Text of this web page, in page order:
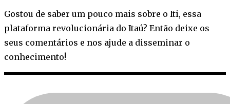
Gostou de saber um pouco mais sobre o Iti, essa
plataforma revolucionária do Itaú? Então deixe os
seus comentários e nos ajude a disseminar o
conhecimento!